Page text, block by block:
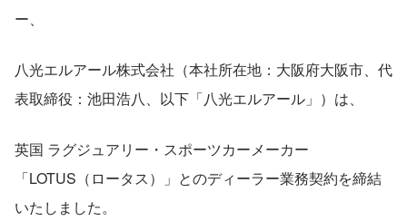
ー、
八光エルアール株式会社（本社所在地：大阪府大阪市、代
表取締役：池田浩八、以下「八光エルアール」）は、
英国 ラグジュアリー・スポーツカーメーカー
「LOTUS（ロータス）」とのディーラー業務契約を締結
いたしました。